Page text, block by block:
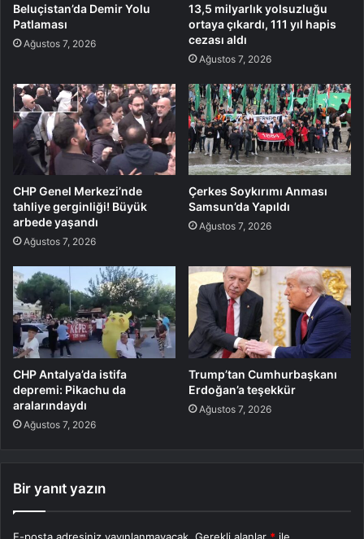
Beluçistan’da Demir Yolu
Patlaması
Ağustos 7, 2026
13,5 milyarlık yolsuzluğu
ortaya çıkardı, 111 yıl hapis
cezası aldı
Ağustos 7, 2026
CHP Genel Merkezi’nde
tahliye gerginliği! Büyük
arbede yaşandı
Ağustos 7, 2026
Çerkes Soykırımı Anması
Samsun’da Yapıldı
Ağustos 7, 2026
CHP Antalya’da istifa
depremi: Pikachu da
aralarındaydı
Ağustos 7, 2026
Trump’tan Cumhurbaşkanı
Erdoğan’a teşekkür
Ağustos 7, 2026
Bir yanıt yazın